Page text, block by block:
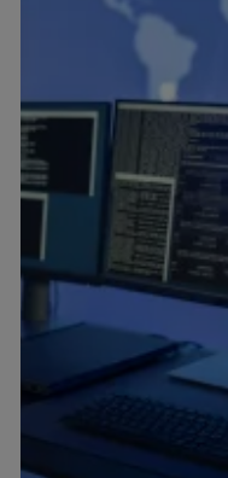
telecomunicaciones
(p. ej., número de
Este identificador se
lo que cualquier
consienta el uso de la
identificador.
Si utilizas una
el marketing o
actividades de
que hayan dado su
Si utilizas datos
personalizado, ya
navegación del
Puedes gestionar los
“Administrar Utiq” en
visitando el
portal de
(“consenthub”)
.
política de